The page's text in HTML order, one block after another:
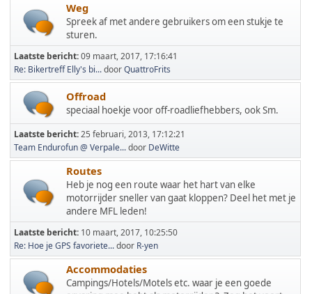
Weg
Spreek af met andere gebruikers om een stukje te
sturen.
Laatste bericht:09 maart, 2017, 17:16:41
Re: Bikertreff Elly's bi...doorQuattroFrits
Offroad
speciaal hoekje voor off-roadliefhebbers, ook Sm.
Laatste bericht:25 februari, 2013, 17:12:21
Team Endurofun @ Verpale...door DeWitte
Routes
Heb je nog een route waar het hart van elke
motorrijder sneller van gaat kloppen? Deel het met je
andere MFL leden!
Laatste bericht: 10 maart, 2017, 10:25:50
Re: Hoe je GPS favoriete...door R-yen
Accommodaties
Campings/Hotels/Motels etc. waar je een goede